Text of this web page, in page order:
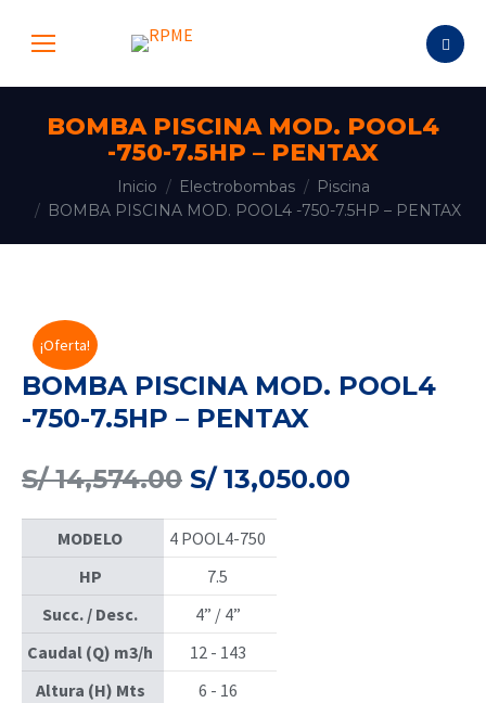
Buscar:
BOMBA PISCINA MOD. POOL4
-750-7.5HP – PENTAX
Inicio Electrobombas
Piscina
BOMBA PISCINA MOD. POOL4 -750-7.5HP – PENTAX
¡Oferta!
BOMBA PISCINA MOD. POOL4
-750-7.5HP – PENTAX
S/14,574.00 El
precio
original
era:
S/ 14,574.00.
S/13,050.00
MODELO
HP
Succ. / Desc.
Caudal (Q) m3/h
Altura (H) Mts
4 POOL4-750
7.5
4” / 4”
12 - 143
6 - 16